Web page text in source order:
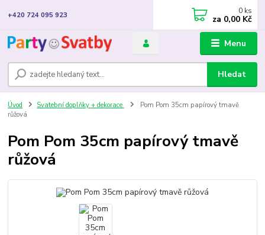
Menu
Hledat
+420 724 095 923 0 ks
za 0,00 Kč
Úvod Svatební doplňky + dekorace
Pom Pom 35cm papírový tmavě
růžová
Pom Pom 35cm papírový tmavě
růžová